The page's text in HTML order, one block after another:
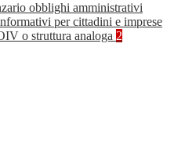
obblighi amministrativi
per cittadini e imprese
o struttura analoga 2